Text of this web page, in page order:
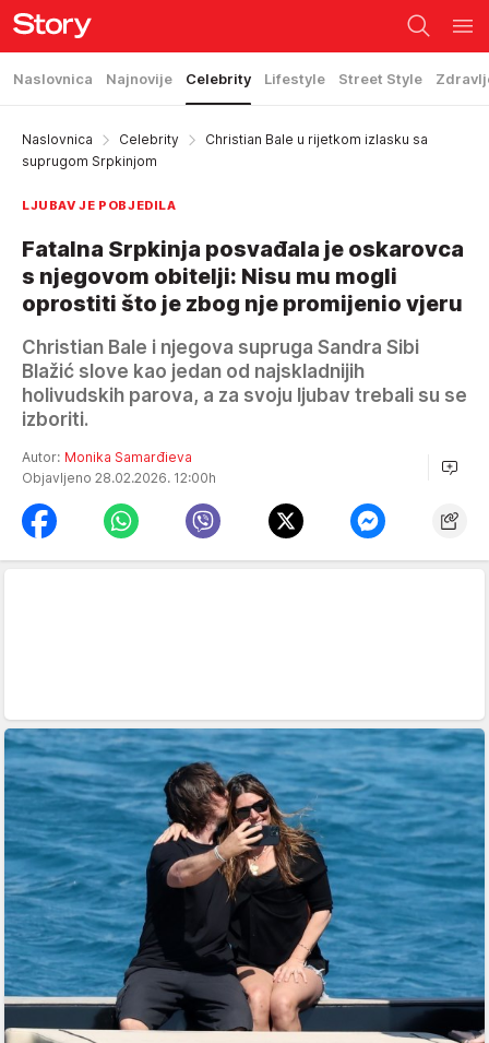
Naslovnica Najnovije Celebrity Lifestyle Street Style
Naslovnica Celebrity
Christian Bale u rijetkom izlasku sa
suprugom Srpkinjom
LJUBAV JE POBJEDILA
Fatalna Srpkinja posvađala je oskarovca
s njegovom obitelji: Nisu mu mogli
oprostiti što je zbog nje promijenio vjeru
Christian Bale i njegova supruga Sandra Sibi
Blažić slove kao jedan od najskladnijih
holivudskih parova, a za svoju ljubav trebali su se
izboriti.
Autor: Monika Samarđieva
Objavljeno 28.02.2026. 12:00h